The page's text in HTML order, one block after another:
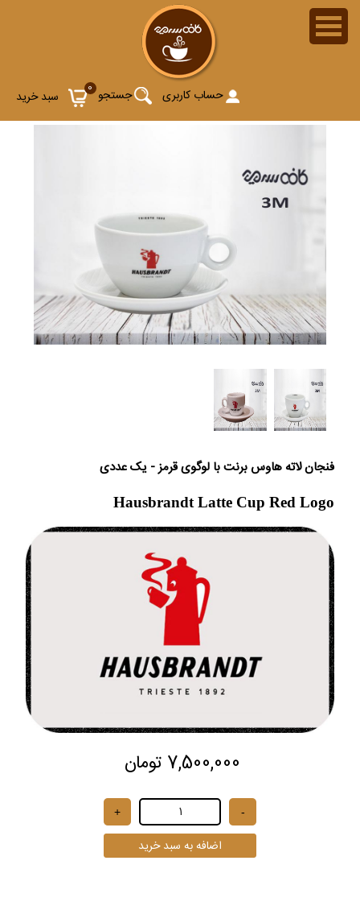
0 سبد خرید جستجو حساب کاربری
فنجان لاته هاوس برنت با لوگوی قرمز - یک عددی
Hausbrandt Latte Cup Red Logo
7,500,000 تومان